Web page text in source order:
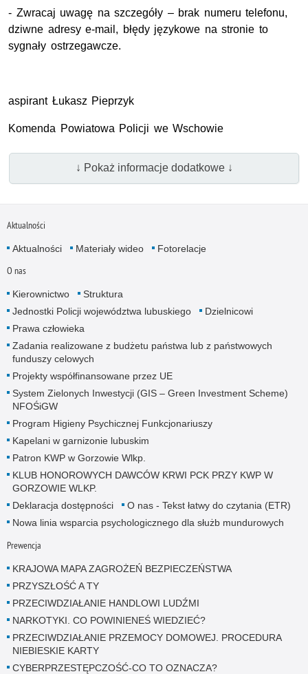
- Zwracaj uwagę na szczegóły – brak numeru telefonu,
dziwne adresy e-mail, błędy językowe na stronie to
sygnały ostrzegawcze.
aspirant Łukasz Pieprzyk
Komenda Powiatowa Policji we Wschowie
↓ Pokaż informacje dodatkowe ↓
Aktualności
Aktualności Materiały wideo Fotorelacje
O nas
Kierownictwo
Struktura
Jednostki Policji województwa lubuskiego
Dzielnicowi
Prawa człowieka
Zadania realizowane z budżetu państwa lub z państwowych
funduszy celowych
Projekty współfinansowane przez UE
System Zielonych Inwestycji (GIS – Green Investment Scheme)
NFOŚiGW
Program Higieny Psychicznej Funkcjonariuszy
Kapelani w garnizonie lubuskim
Patron KWP w Gorzowie Wlkp.
KLUB HONOROWYCH DAWCÓW KRWI PCK PRZY KWP W
GORZOWIE WLKP.
Deklaracja dostępności
O nas - Tekst łatwy do czytania (ETR)
Nowa linia wsparcia psychologicznego dla służb mundurowych
Prewencja
KRAJOWA MAPA ZAGROŻEŃ BEZPIECZEŃSTWA
PRZYSZŁOŚĆ A TY
PRZECIWDZIAŁANIE HANDLOWI LUDŹMI
NARKOTYKI. CO POWINIENEŚ WIEDZIEĆ?
PRZECIWDZIAŁANIE PRZEMOCY DOMOWEJ. PROCEDURA
NIEBIESKIE KARTY
CYBERPRZESTĘPCZOŚĆ-CO TO OZNACZA?